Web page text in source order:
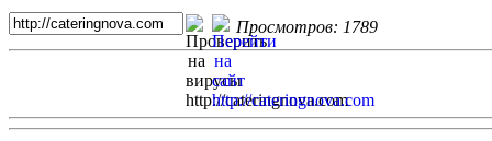
Просмотров: 1789